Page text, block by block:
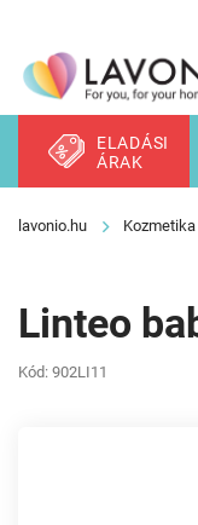
tartalomhoz
ELADÁSI
ÁRAK
Linteo
Kód: 902LI11